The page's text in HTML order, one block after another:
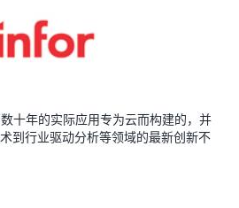
十年的实际应用专为云而构建的，并
到行业驱动分析等领域的最新创新不